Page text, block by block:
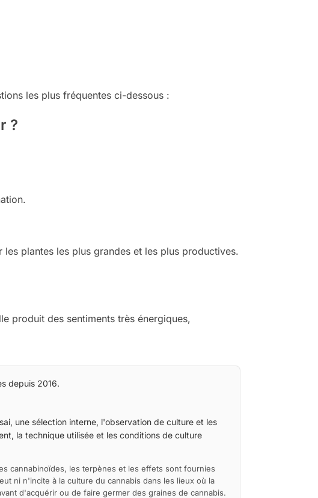
les plus fréquentes ci-dessous :
?
plantes les plus grandes et les plus productives.
produit des sentiments très énergiques,
depuis 2016.
une sélection interne, l'observation de culture et les
la technique utilisée et les conditions de culture
cannabinoïdes, les terpènes et les effets sont fournies
ni n'incite à la culture du cannabis dans les lieux où la
d'acquérir ou de faire germer des graines de cannabis.